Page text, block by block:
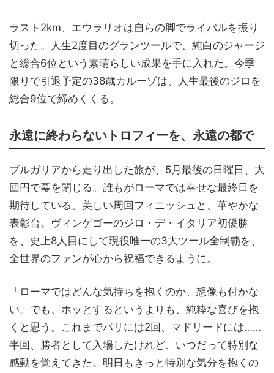
ラスト2km、エウラリオは自らの脚でライバルを振り
切った。人生2度目のグランツールで、純白のジャージ
と総合6位という素晴らしい成果を手に入れた。今季
限りで引退予定の38歳カルーゾは、人生最後のジロを
総合9位で締めくくる。
永遠に終わらないトロフィーを、永遠の都で
ブルガリアから走り出した旅が、5月最後の日曜日、大
団円で幕を閉じる。誰もがローマでは幸せな最終日を
期待している。美しい周回フィニッシュと、華やかな
表彰台。ヴィンゲゴーのジロ・デ・イタリア初優勝
を、史上8人目にして現役唯一の3大ツール全制覇を、
全世界のファンが心から祝福できるように。
「ローマではどんな気持ちを抱くのか、想像も付かな
い。でも、ホッとするというよりも、純粋な喜びを抱
くと思う。これまでパリには2回、マドリードには……
半回、勝者として入場したけれど、いつだって特別な
感動を覚えてきた。明日もきっと特別な気分を抱くの